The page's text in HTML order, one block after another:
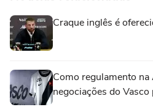
Craque inglês é
Como regulamento
negociações do